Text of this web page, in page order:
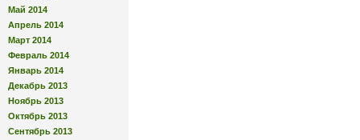
Май 2014
Апрель 2014
Март 2014
Февраль 2014
Январь 2014
Декабрь 2013
Ноябрь 2013
Октябрь 2013
Сентябрь 2013